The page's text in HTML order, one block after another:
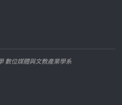
數位媒體與文教產業學系